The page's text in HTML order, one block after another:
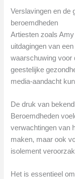
Verslavingen en de
beroemdheden
Artiesten zoals
uitdagingen van
waarschuwing
geestelijke
media-aandacht
De druk van
Beroemdheden
verwachtingen van
maken, maar ook
isolement
Het is essentieel